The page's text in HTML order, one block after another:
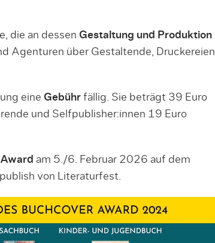
die an dessen Gestaltung und Produktion
Agenturen über Gestaltende, Druckereien
eine Gebührfällig. Sie beträgt 39 Euro
und Selfpublisher:innen 19 Euro
am 5./6. Februar 2026 auf dem
von Literaturfest.